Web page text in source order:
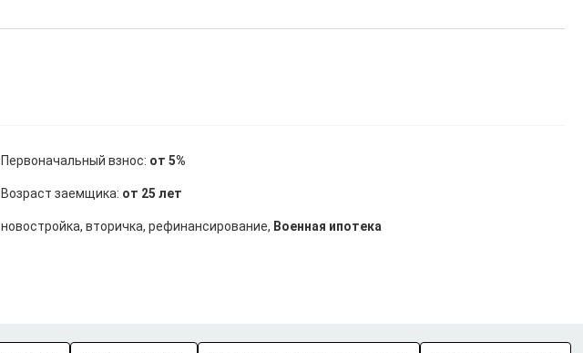
Первоначальный взнос: от 5%
Возраст заемщика: от 25 лет
новостройка, вторичка, рефинансирование, Военная ипотека